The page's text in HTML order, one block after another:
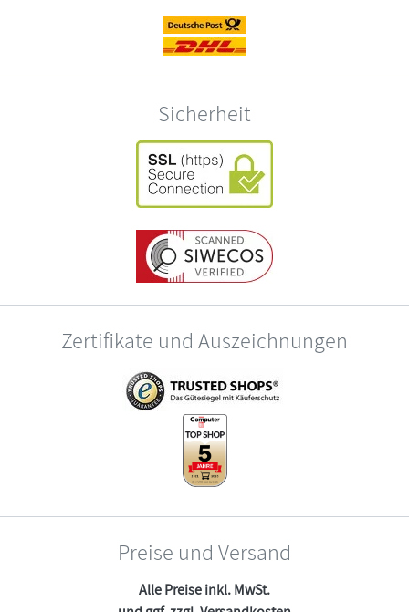
Sicherheit
Zertifikate und Auszeichnungen
Preise und Versand
Alle Preise inkl. MwSt.